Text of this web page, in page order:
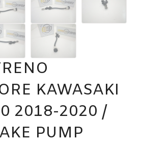
KAWASAKI
2018-2020 /
PUMP